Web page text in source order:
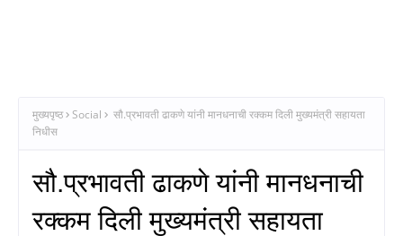
मुख्यपृष्ठ Social
सौ.प्रभावती ढाकणे यांनी मानधनाची रक्कम दिली मुख्यमंत्री सहायता
निधीस
सौ.प्रभावती ढाकणे यांनी मानधनाची
रक्कम दिली मुख्यमंत्री सहायता